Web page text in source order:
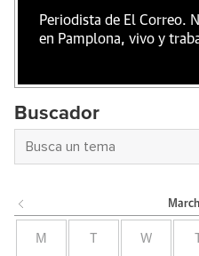
Periodista de El Correo.
en Pamplona, vivo y
Buscador
March
M W